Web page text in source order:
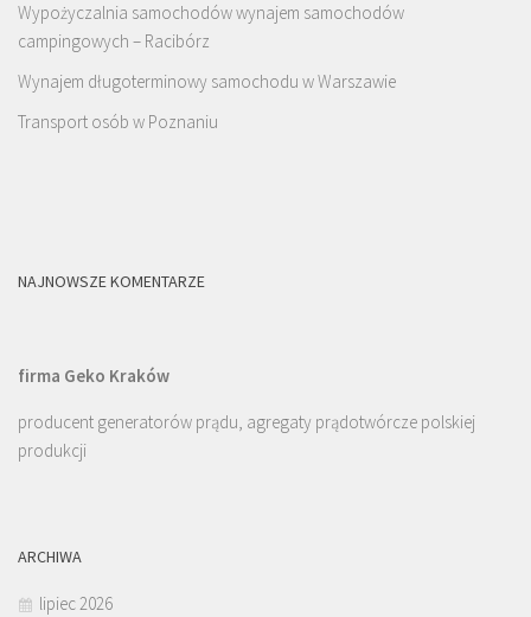
Wypożyczalnia samochodów wynajem samochodów
campingowych – Racibórz
Wynajem długoterminowy samochodu w Warszawie
Transport osób w Poznaniu
NAJNOWSZE KOMENTARZE
firma Geko Kraków
producent generatorów prądu, agregaty prądotwórcze polskiej
produkcji
ARCHIWA
lipiec 2026